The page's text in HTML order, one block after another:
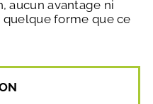
aucun avantage ni
quelque forme que ce